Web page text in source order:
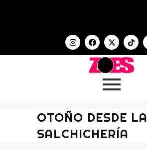
OTOÑO DESDE LA
SALCHICHERÍA